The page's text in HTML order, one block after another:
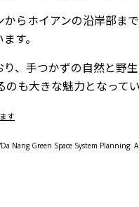
らホイアンの沿岸部ま
す。
、手つかずの自然と野
も大きな魅力となってい
す
Green Space System Planning: